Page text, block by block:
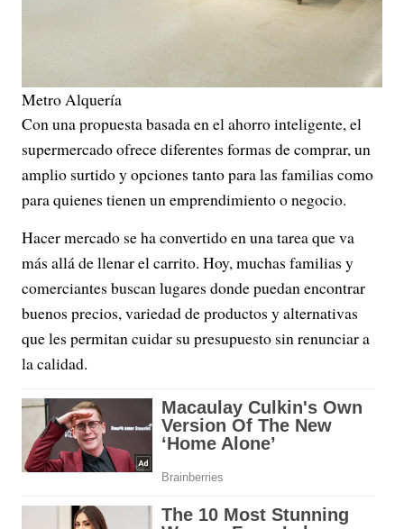
Metro Alquería
Con una propuesta basada en el ahorro inteligente, el
supermercado ofrece diferentes formas de comprar, un
amplio surtido y opciones tanto para las familias como
para quienes tienen un emprendimiento o negocio.
Hacer mercado se ha convertido en una tarea que va
más allá de llenar el carrito. Hoy, muchas familias y
comerciantes buscan lugares donde puedan encontrar
buenos precios, variedad de productos y alternativas
que les permitan cuidar su presupuesto sin renunciar a
la calidad.